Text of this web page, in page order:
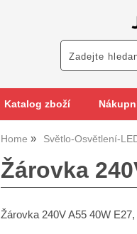
Katalog zboží
Home Světlo-Osvětlení-
Žárovka
Žárovka 240V A55 40W